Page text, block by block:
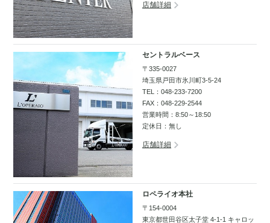
店舗詳細
セントラルベース
〒335-0027
埼玉県戸田市氷川町3-5-24
TEL：048-233-7200
FAX：048-229-2544
営業時間：8:50～18:50
定休日：無し
店舗詳細
ロペライオ本社
〒154-0004
東京都世田谷区太子堂 4-1-1 キャロッ